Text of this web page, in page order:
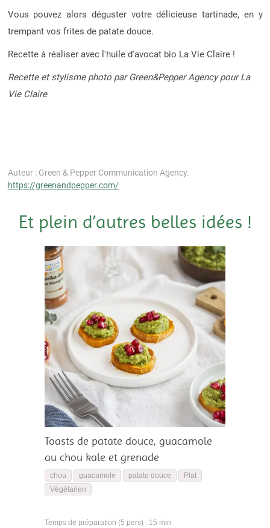
Vous pouvez alors déguster votre délicieuse tartinade, en y
trempant vos frites de patate douce.
Recette à réaliser avec l'huile d'avocat bio La Vie Claire !
Recette et stylisme photo par Green&Pepper Agency pour La
Vie Claire
Auteur : Green & Pepper Communication Agency.
https://greenandpepper.com/
Et plein d’autres belles idées !
Toasts de patate douce, guacamole
au chou kale et grenade
chou guacamole patate douce
Plat
Végétarien
Temps de préparation (5 pers) : 15 min